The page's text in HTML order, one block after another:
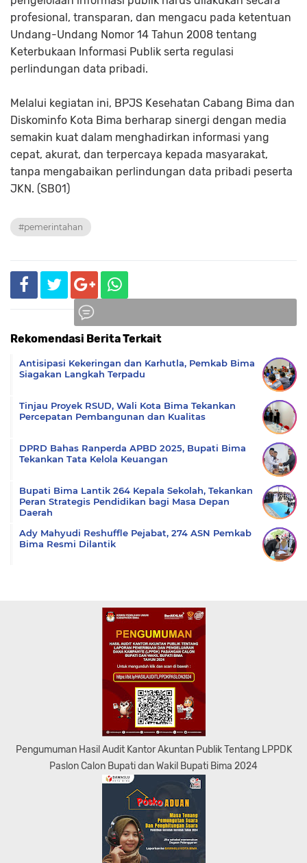
profesional, transparan, dan mengacu pada ketentuan
Undang-Undang Nomor 14 Tahun 2008 tentang
Keterbukaan Informasi Publik serta regulasi
perlindungan data pribadi.
Melalui kegiatan ini, BPJS Kesehatan Cabang Bima dan
Diskominfo Kota Bima berharap sinergi dengan media
semakin kuat dalam menghadirkan informasi yang
cepat, akurat, dan terpercaya kepada masyarakat,
tanpa mengabaikan perlindungan data pribadi peserta
JKN. (SB01)
#pemerintahan
Rekomendasi Berita Terkait
Antisipasi Kekeringan dan Karhutla, Pemkab Bima
Siagakan Langkah Terpadu
Tinjau Proyek RSUD, Wali Kota Bima Tekankan
Percepatan Pembangunan dan Kualitas
DPRD Bahas Ranperda APBD 2025, Bupati Bima
Tekankan Tata Kelola Keuangan
Bupati Bima Lantik 264 Kepala Sekolah, Tekankan
Peran Strategis Pendidikan bagi Masa Depan
Daerah
Ady Mahyudi Reshuffle Pejabat, 274 ASN Pemkab
Bima Resmi Dilantik
Pengumuman Hasil Audit Kantor Akuntan Publik Tentang LPPDK
Paslon Calon Bupati dan Wakil Bupati Bima 2024